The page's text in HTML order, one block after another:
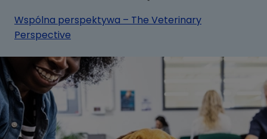
Wspólna perspektywa – The Veterinary
Perspective